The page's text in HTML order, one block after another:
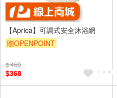
【Aprica】可調式安全沐浴網
贈OPENPOINT
$ 460
$368